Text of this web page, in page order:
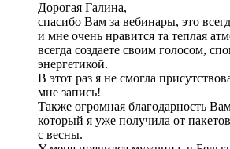
Дорогая Галина,
спасибо Вам за вебинары, это
и мне очень нравится та теплая
всегда создаете своим голосом,
энергетикой.
В этот раз я не смогла
мне запись!
Также огромная благодарность
который я уже получила от
с весны.